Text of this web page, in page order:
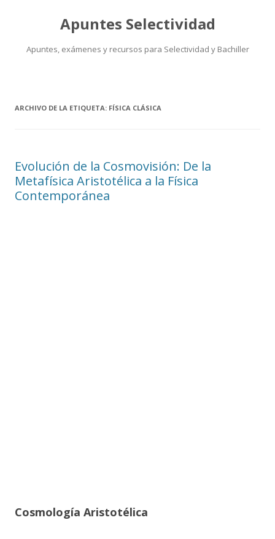
Apuntes Selectividad
Apuntes, exámenes y recursos para Selectividad y Bachiller
ARCHIVO DE LA ETIQUETA: FÍSICA CLÁSICA
Evolución de la Cosmovisión: De la
Metafísica Aristotélica a la Física
Contemporánea
Cosmología Aristotélica